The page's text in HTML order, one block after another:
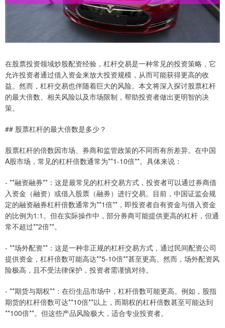
在股票投资领域炒股配资经验，杠杆交易是一种常见的投资策略，它
允许投资者通过借入资金来放大投资规模，从而可能获得更高的收
益。然而，杠杆交易也伴随着巨大的风险。本文将深入探讨股票杠杆
的最大倍数、相关风险以及市场限制，帮助投资者做出更明智的决
策。
## 股票杠杆的最大倍数是多少？
股票杠杆的倍数因市场、券商和监管政策的不同而有所差异。在中国
A股市场，常见的杠杆倍数通常为**1-10倍**。具体来说：
- **融资融券**：这是最常见的杠杆交易方式，投资者可以通过券商借
入资金（融资）或借入股票（融券）进行交易。目前，中国证监会规
定的融资融券杠杆倍数通常为**1倍**，即投资者自有资金与借入资金
的比例为1:1。但在实际操作中，部分券商可能提供更高的杠杆，但通
常不超过**2倍**。
- **场外配资**：这是一种非正规的杠杆交易方式，通过民间配资公司
提供资金，杠杆倍数可能高达**5-10倍**甚至更高。然而，场外配资风
险极高，且不受法律保护，投资者需谨慎对待。
- **期货与期权**：在衍生品市场中，杠杆倍数可能更高。例如，股指
期货的杠杆倍数可达**10倍**以上，而期权的杠杆倍数甚至可能达到
**100倍**。但这些产品风险极大，适合专业投资者。